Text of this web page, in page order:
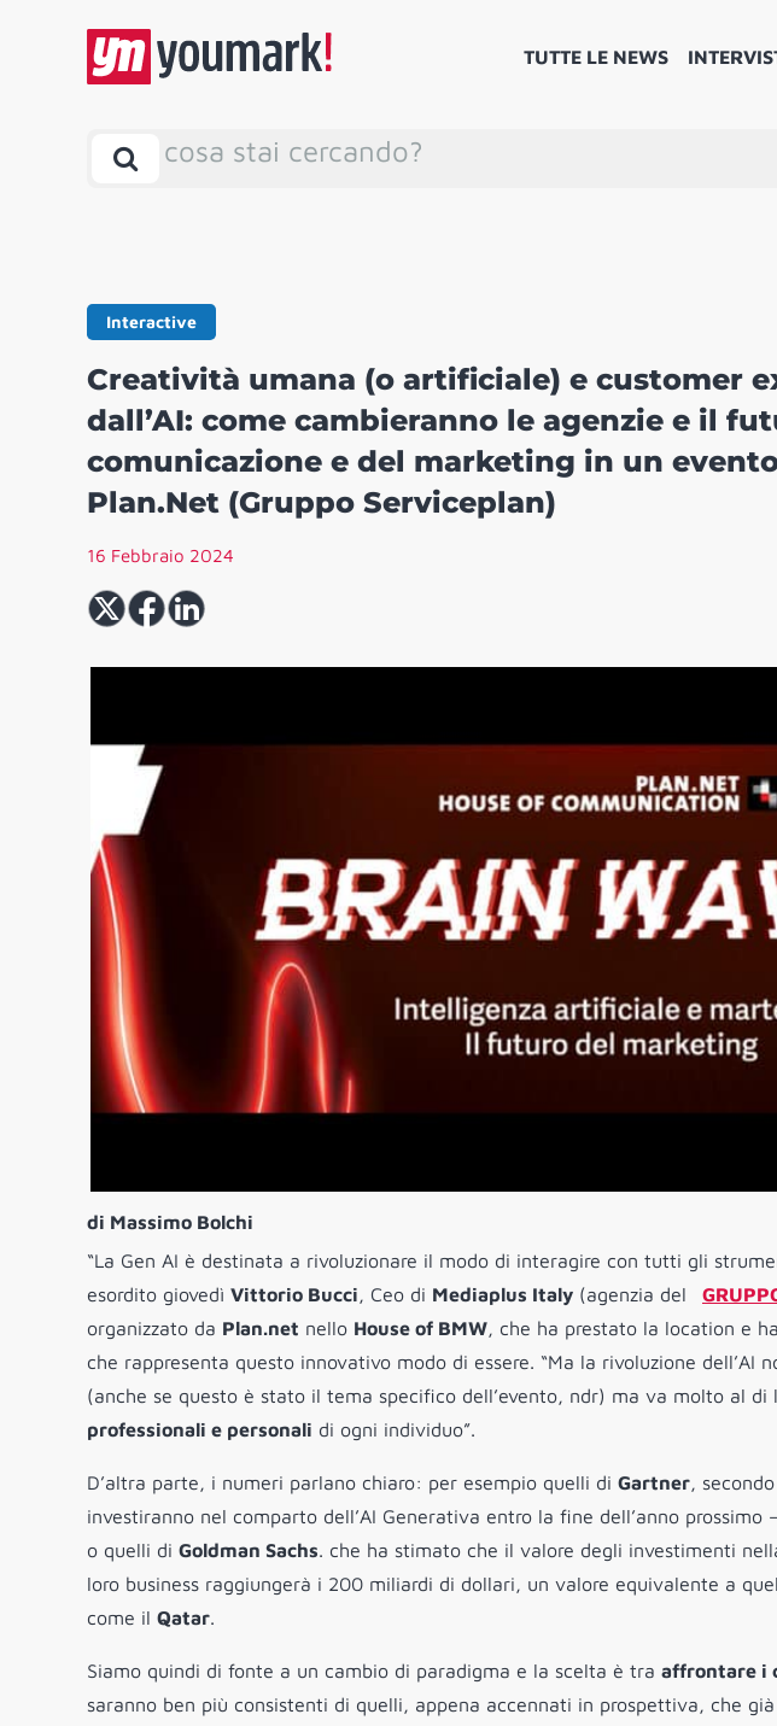
TUTTE LE NEWS
cosa stai cercando?
Interactive
Creatività umana (o artificiale) e customer
dall’AI: come cambieranno le agenzie e il
comunicazione e del marketing in un
Plan.Net (Gruppo Serviceplan)
16 Febbraio 2024
di Massimo Bolchi
“La Gen AI è destinata a rivoluzionare il modo di interagire con tutti gli
esordito giovedì Vittorio Bucci, Ceo di Mediaplus Italy (agenzia del
organizzato da Plan.net nello House of BMW, che ha prestato la location e
che rappresenta questo innovativo modo di essere. “Ma la rivoluzione dell’AI
(anche se questo è stato il tema specifico dell’evento, ndr) ma va molto al
professionali e personali di ogni individuo”.
D’altra parte, i numeri parlano chiaro: per esempio quelli di Gartner,
investiranno nel comparto dell’AI Generativa entro la fine dell’anno prossimo
o quelli di Goldman Sachs. che ha stimato che il valore degli investimenti
loro business raggiungerà i 200 miliardi di dollari, un valore equivalente a
come il Qatar.
Siamo quindi di fonte a un cambio di paradigma e la scelta è tra affrontare i
saranno ben più consistenti di quelli, appena accennati in prospettiva, che